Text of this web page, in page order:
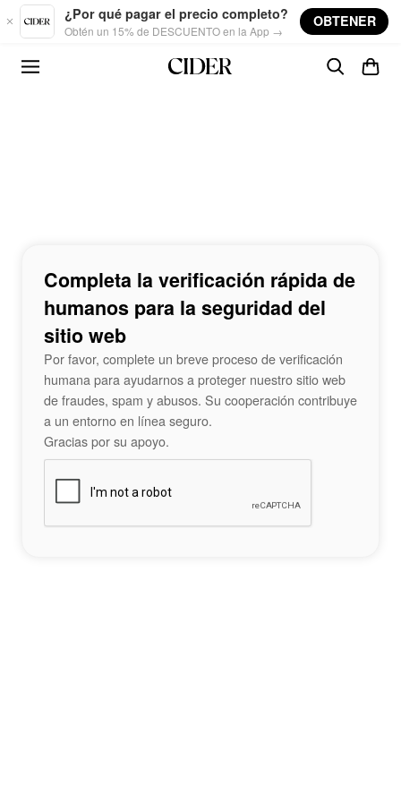
Skip to main content
¿Por qué pagar el precio completo?
Obtén un 15% de DESCUENTO en la App →
OBTENER
Completa la verificación rápida de
humanos para la seguridad del
sitio web
Por favor, complete un breve proceso de verificación
humana para ayudarnos a proteger nuestro sitio web
de fraudes, spam y abusos. Su cooperación contribuye
a un entorno en línea seguro.
Gracias por su apoyo.